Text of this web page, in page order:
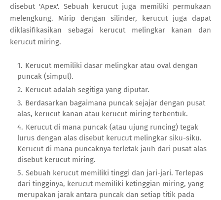
disebut 'Apex'. Sebuah kerucut juga memiliki permukaan
melengkung. Mirip dengan silinder, kerucut juga dapat
diklasifikasikan sebagai kerucut melingkar kanan dan
kerucut miring.
Kerucut memiliki dasar melingkar atau oval dengan
puncak (simpul).
Kerucut adalah segitiga yang diputar.
Berdasarkan bagaimana puncak sejajar dengan pusat
alas, kerucut kanan atau kerucut miring terbentuk.
Kerucut di mana puncak (atau ujung runcing) tegak
lurus dengan alas disebut kerucut melingkar siku-siku.
Kerucut di mana puncaknya terletak jauh dari pusat alas
disebut kerucut miring.
Sebuah kerucut memiliki tinggi dan jari-jari. Terlepas
dari tingginya, kerucut memiliki ketinggian miring, yang
merupakan jarak antara puncak dan setiap titik pada